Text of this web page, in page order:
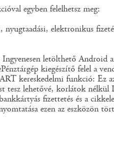
egyben felelhetsz meg:
elektronikus
Ingyenesen letölthető Android
kiegészítő felel a
kereskedelmi funkció: Ez
tesz lehetővé, korlátok
fizettetés és a
ezen az eszközön